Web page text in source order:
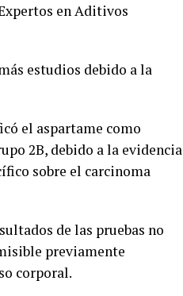
en Aditivos
estudios debido a la
el aspartame como
2B, debido a la evidencia
sobre el carcinoma
de las pruebas no
previamente
corporal.